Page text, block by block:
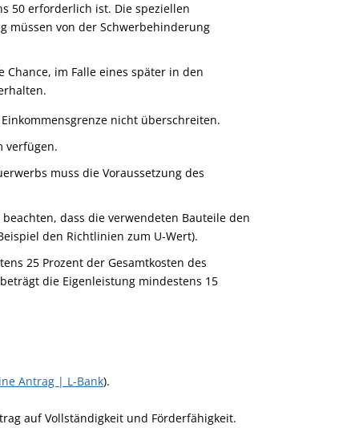
50 erforderlich ist. Die speziellen
müssen von der Schwerbehinderung
im Falle eines später in den
nicht überschreiten.
verfügen.
muss die Voraussetzung des
dass die verwendeten Bauteile den
den Richtlinien zum U-Wert).
25 Prozent der Gesamtkosten des
die Eigenleistung mindestens 15
Antrag | L-Bank).
auf Vollständigkeit und Förderfähigkeit.